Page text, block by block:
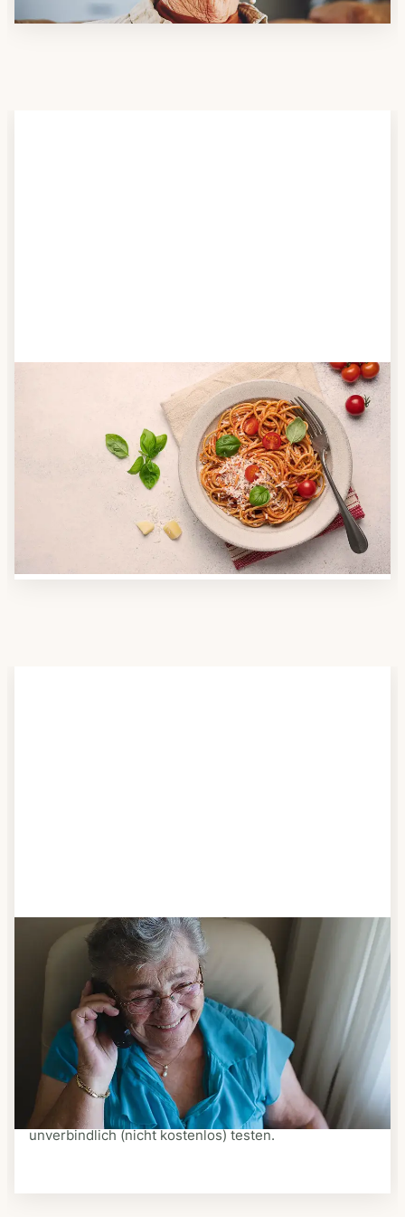
Anbieter finden
Nutzen Sie unsere große Mahlzeiten-Dienst-Suche,
um herauszufinden, welche Anbieter es in Ihrer
Region gibt und welcher am besten zu Ihnen passt.
Verschaffen Sie sich auch einen Überblick über die
Essen auf Rädern-Kosten.
Schritt 3
Bestellen & liefern lassen
Suchen Sie sich aus dem Speiseplan Ihres Anbieters
aus, was Ihnen schmeckt. Bestellen Sie telefonisch,
schriftlich oder im Online-Shop Ihres Anbieters.
Ein Kurier liefert Ihnen das bestellte Essen zum
vereinbarten Zeitpunkt nach Hause. Bei vielen
Anbietern können Sie Essen auf Rädern auch
unverbindlich (nicht kostenlos) testen.